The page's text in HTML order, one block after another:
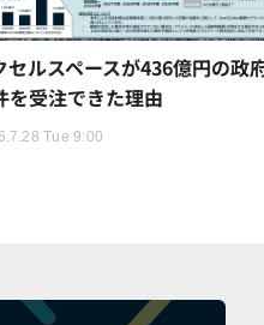
セルスペースが436億円の政
を受注できた理由
Tue 9:00